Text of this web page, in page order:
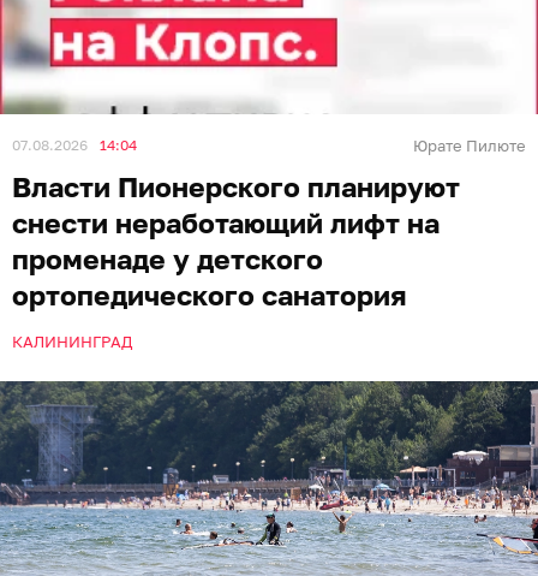
07.08.2026 14:04 Юрате Пилюте
Власти Пионерского планируют
снести неработающий лифт на
променаде у детского
ортопедического санатория
КАЛИНИНГРАД